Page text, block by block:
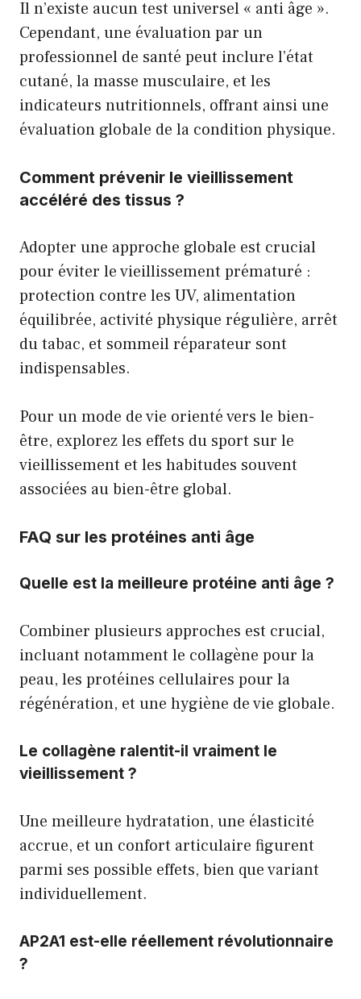
Il n’existe aucun test universel « anti âge ».
Cependant, une évaluation par un
professionnel de santé peut inclure l’état
cutané, la masse musculaire, et les
indicateurs nutritionnels, offrant ainsi une
évaluation globale de la condition physique.
Comment prévenir le vieillissement
accéléré des tissus ?
Adopter une approche globale est crucial
pour éviter le vieillissement prématuré :
protection contre les UV, alimentation
équilibrée, activité physique régulière, arrêt
du tabac, et sommeil réparateur sont
indispensables.
Pour un mode de vie orienté vers le bien-
être, explorezles effets du sport sur le
vieillissement et les habitudes souvent
associées au bien-être global.
FAQ sur les protéines anti âge
Quelle est la meilleure protéine anti âge ?
Combiner plusieurs approches est crucial,
incluant notamment le collagène pour la
peau, les protéines cellulaires pour la
régénération, et une hygiène de vie globale.
Le collagène ralentit-il vraiment le
vieillissement ?
Une meilleure hydratation, une élasticité
accrue, et un confort articulaire figurent
parmi ses possible effets, bien que variant
individuellement.
AP2A1 est-elle réellement révolutionnaire
?